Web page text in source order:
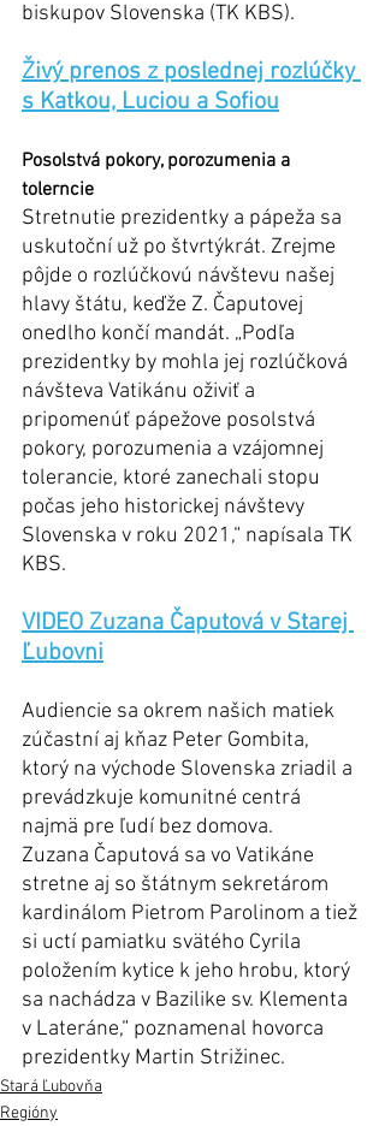
biskupov Slovenska (TK KBS).
Živý prenos z poslednej rozlúčky
s Katkou, Luciou a Sofiou
Posolstvá pokory, porozumenia a
tolerncie
Stretnutie prezidentky a pápeža sa
uskutoční už po štvrtýkrát. Zrejme
pôjde o rozlúčkovú návštevu našej
hlavy štátu, keďže Z. Čaputovej
onedlho končí mandát. „Podľa
prezidentky by mohla jej rozlúčková
návšteva Vatikánu oživiť a
pripomenúť pápežove posolstvá
pokory, porozumenia a vzájomnej
tolerancie, ktoré zanechali stopu
počas jeho historickej návštevy
Slovenska v roku 2021,“ napísala TK
KBS.
VIDEO Zuzana Čaputová v Starej
Ľubovni
Audiencie sa okrem našich matiek
zúčastní aj kňaz Peter Gombita,
ktorý na východe Slovenska zriadil a
prevádzkuje komunitné centrá
najmä pre ľudí bez domova.
Zuzana Čaputová sa vo Vatikáne
stretne aj so štátnym sekretárom
kardinálom Pietrom Parolinom a tiež
si uctí pamiatku svätého Cyrila
položením kytice k jeho hrobu, ktorý
sa nachádza v Bazilike sv. Klementa
v Lateráne,“ poznamenal hovorca
prezidentky Martin Strižinec.
Stará Ľubovňa
Regióny